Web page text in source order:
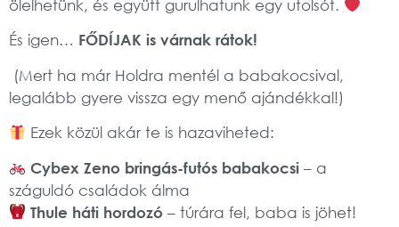
ölelhetünk, és együtt gurulhatunk egy utolsót.
És igen… FŐDÍJAK is várnak rátok!
(Mert ha már Holdra mentél a babakocsival,
legalább gyere vissza egy menő ajándékkal!)
Ezek közül akár te is hazaviheted:
Cybex Zeno bringás-futós babakocsi – a
száguldó családok álma
Thule háti hordozó – túrára fel, baba is jöhet!